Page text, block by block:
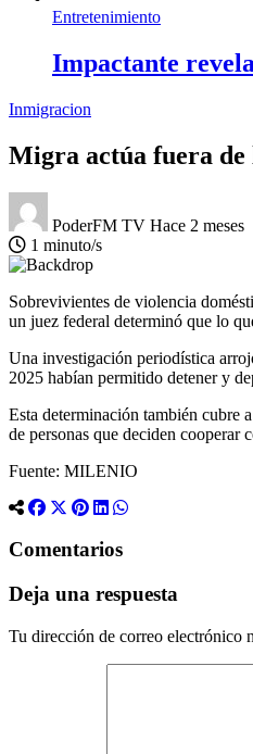
Entretenimiento
Impactante
Inmigracion
Migra actúa fuera de
PoderFM TV Hace 2 meses
1 minuto/s
Sobrevivientes de violencia
un juez federal determinó que lo
Una investigación periodística
2025 habían permitido detener y
Esta determinación también cubre
de personas que deciden cooperar
Fuente: MILENIO
Comentarios
Deja una respuesta
Tu dirección de correo electrónico